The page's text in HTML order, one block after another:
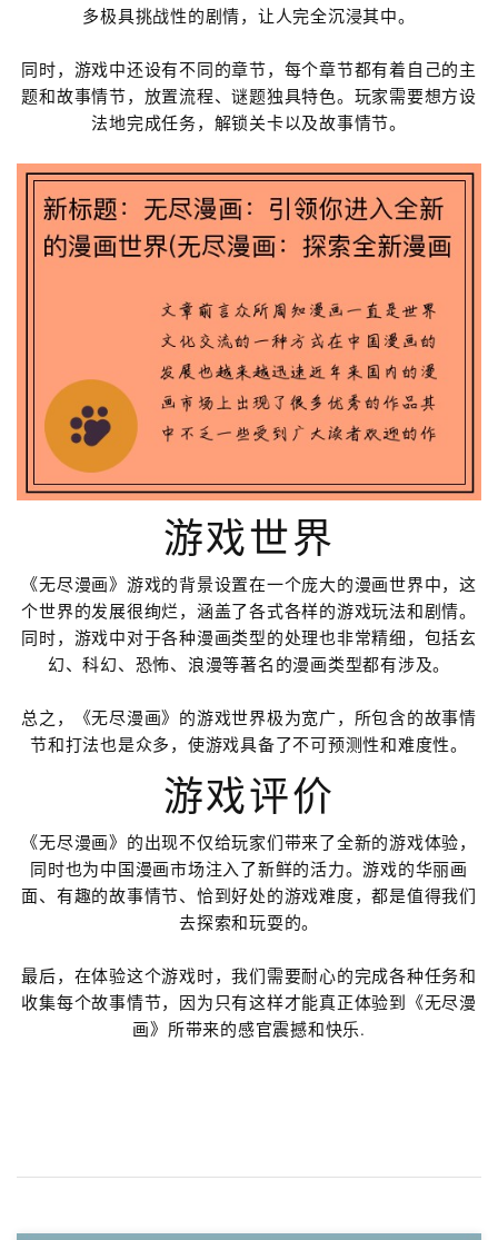
多极具挑战性的剧情，让人完全沉浸其中。
同时，游戏中还设有不同的章节，每个章节都有着自己的主
题和故事情节，放置流程、谜题独具特色。玩家需要想方设
法地完成任务，解锁关卡以及故事情节。
游戏世界
《无尽漫画》游戏的背景设置在一个庞大的漫画世界中，这
个世界的发展很绚烂，涵盖了各式各样的游戏玩法和剧情。
同时，游戏中对于各种漫画类型的处理也非常精细，包括玄
幻、科幻、恐怖、浪漫等著名的漫画类型都有涉及。
总之，《无尽漫画》的游戏世界极为宽广，所包含的故事情
节和打法也是众多，使游戏具备了不可预测性和难度性。
游戏评价
《无尽漫画》的出现不仅给玩家们带来了全新的游戏体验，
同时也为中国漫画市场注入了新鲜的活力。游戏的华丽画
面、有趣的故事情节、恰到好处的游戏难度，都是值得我们
去探索和玩耍的。
最后，在体验这个游戏时，我们需要耐心的完成各种任务和
收集每个故事情节，因为只有这样才能真正体验到《无尽漫
画》所带来的感官震撼和快乐.